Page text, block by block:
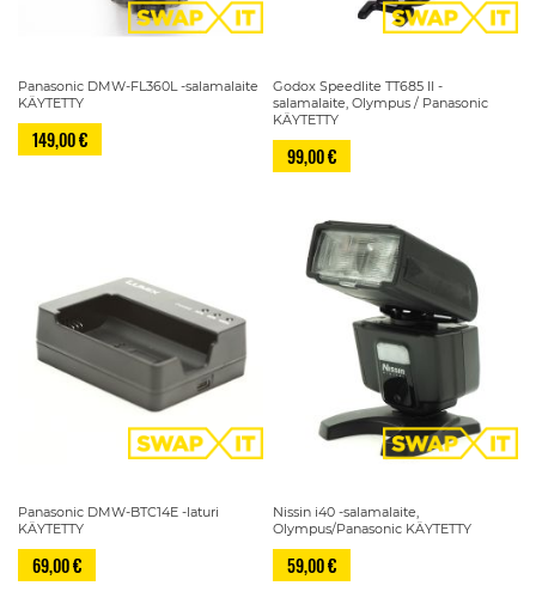
Panasonic DMW-FL360L -salamalaite
KÄYTETTY
149,00 €
Godox Speedlite TT685 II -
salamalaite, Olympus / Panasonic
KÄYTETTY
99,00 €
Panasonic DMW-BTC14E -laturi
KÄYTETTY
69,00 €
Nissin i40 -salamalaite,
Olympus/Panasonic KÄYTETTY
59,00 €